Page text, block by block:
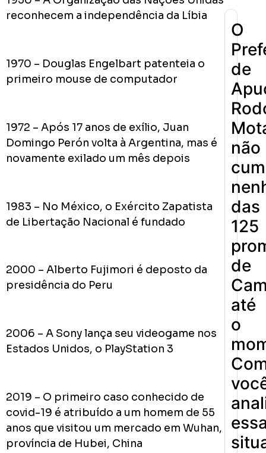
reconhecem a independência da Líbia
1970 – Douglas Engelbart patenteia o
primeiro mouse de computador
1972 – Após 17 anos de exílio, Juan
Domingo Perón volta à Argentina, mas é
novamente exilado um mês depois
1983 – No México, o Exército Zapatista
de Libertação Nacional é fundado
2000 – Alberto Fujimori é deposto da
presidência do Peru
2006 – A Sony lança seu videogame nos
Estados Unidos, o PlayStation 3
2019 – O primeiro caso conhecido de
covid-19 é atribuído a um homem de 55
anos que visitou um mercado em Wuhan,
província de Hubei, China
O
de
não
das
125
de
até
o